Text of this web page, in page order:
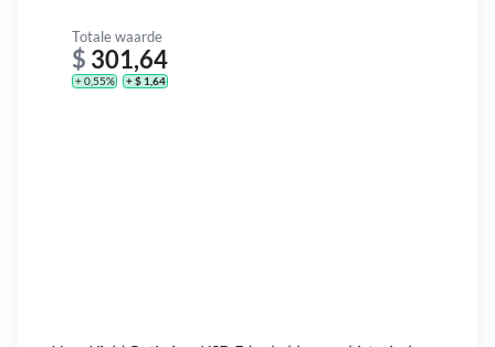
Totale waarde
$ 301,64
+ 0,55% + $ 1,64